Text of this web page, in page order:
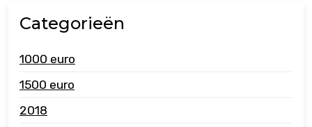
Categorieën
1000 euro
1500 euro
2018